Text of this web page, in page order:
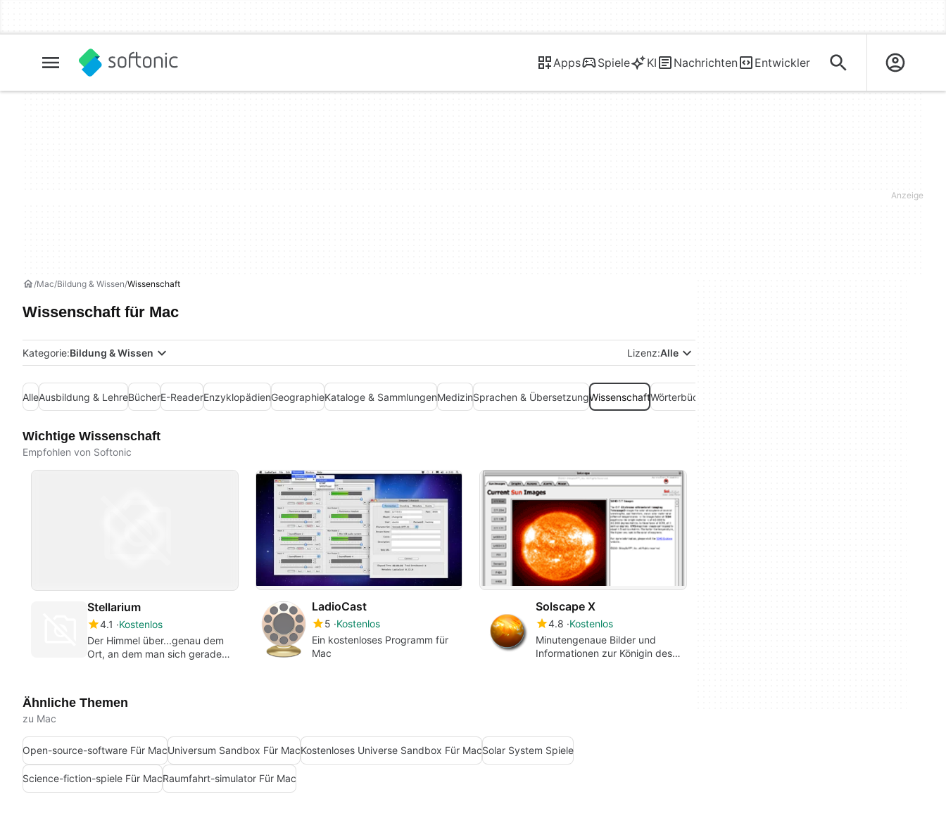
Apps Spiele KI Nachrichten Entwickler
Mac Bildung & Wissen Wissenschaft
Wissenschaft für Mac
Kategorie:Bildung & Wissen Lizenz:Alle
AlleAusbildung & LehreBücherE-ReaderEnzyklopädienGeographieKataloge & SammlungenMedizinSprachen & ÜbersetzungWissenschaftWörterbücher
Wichtige Wissenschaft
Empfohlen von Softonic
Stellarium
4.1
Kostenlos
Der Himmel über...genau dem
Ort, an dem man sich gerade
LadioCast
5 Kostenlos
Ein kostenloses Programm für
Mac
Solscape X
4.8 Kostenlos
Minutengenaue Bilder und
Informationen zur Königin des
Ähnliche Themen
zu Mac
Open-source-software Für MacUniversum Sandbox Für MacKostenloses Universe Sandbox Für MacSolar System Spiele
Science-fiction-spiele Für MacRaumfahrt-simulator Für Mac